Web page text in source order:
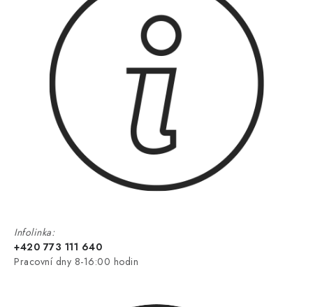
Infolinka:
+420 773 111 640
Pracovní dny 8-16:00 hodin